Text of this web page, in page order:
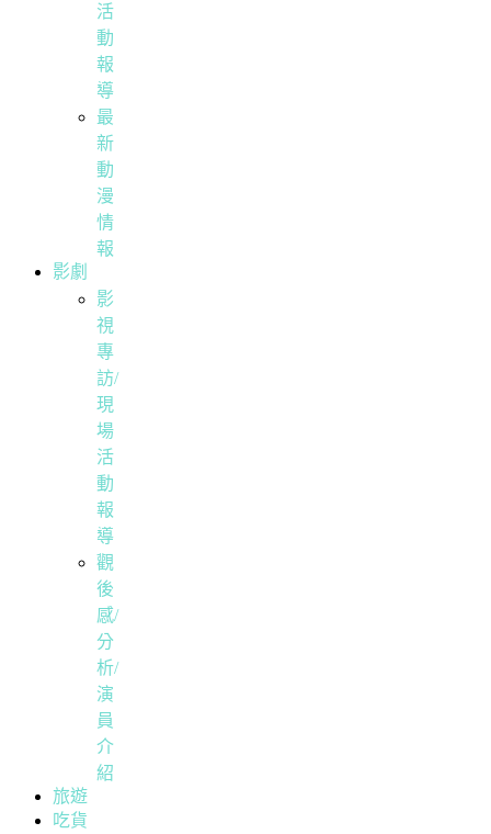
活
動
報
導
最
新
動
漫
情
報
影劇
影
視
專
訪/
現
場
活
動
報
導
觀
後
感/
分
析/
演
員
介
紹
旅遊
吃貨